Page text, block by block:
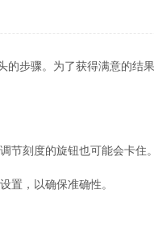
步骤。为了获得满意的结
刻度的旋钮也可能会卡住。
，以确保准确性。